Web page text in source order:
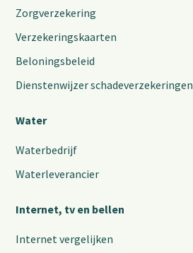
Zorgverzekering
Verzekeringskaarten
Beloningsbeleid
Dienstenwijzer schadeverzekeringen
Water
Waterbedrijf
Waterleverancier
Internet, tv en bellen
Internet vergelijken